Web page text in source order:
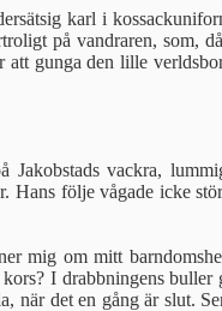
karl i
på vandraren, som,
gunga den lille
vackra,
följe vågade icke
mig om mitt
I drabbningens
när det en gång är slut.